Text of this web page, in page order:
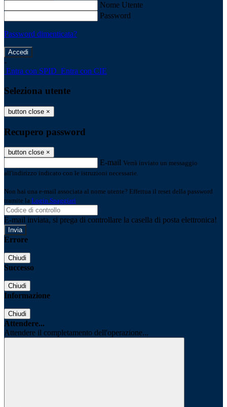
Nome Utente
Password
Password dimenticata?
-
Entra con SPID Entra con CIE
Seleziona utente
button close ×
Recupero password
button close ×
E-mail Verrà inviato un messaggio
all'indirizzo indicato con le istruzioni necessarie.
Non hai una e-mail associata al nome utente? Effettua il reset della password
tramite la Login Spaggiari
E-mail inviata, si prega di controllare la casella di posta elettronica!
Errore
Chiudi
Successo
Chiudi
Informazione
Chiudi
Attendere...
Attendere il completamento dell'operazione...